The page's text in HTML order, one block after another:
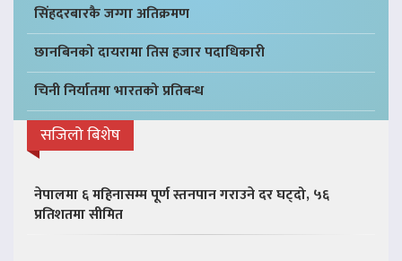
सिंहदरबारकै जग्गा अतिक्रमण
छानबिनको दायरामा तिस हजार पदाधिकारी
चिनी निर्यातमा भारतको प्रतिबन्ध
सजिलो बिशेष
नेपालमा ६ महिनासम्म पूर्ण स्तनपान गराउने दर घट्दो, ५६
प्रतिशतमा सीमित